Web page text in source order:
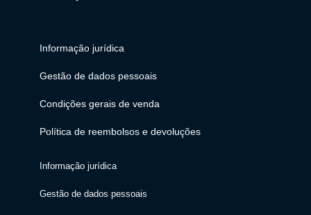
Informação jurídica
Gestão de dados pessoais
Condições gerais de venda
Política de reembolsos e devoluções
Informação jurídica
Gestão de dados pessoais